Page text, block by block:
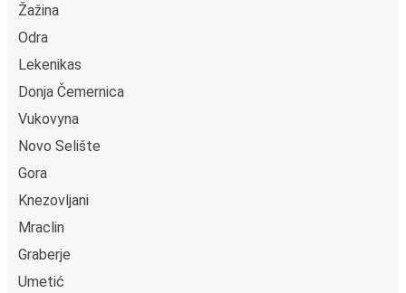
Žažina
Odra
Lekenikas
Donja Čemernica
Vukovyna
Novo Selište
Gora
Knezovljani
Mraclin
Graberje
Umetić